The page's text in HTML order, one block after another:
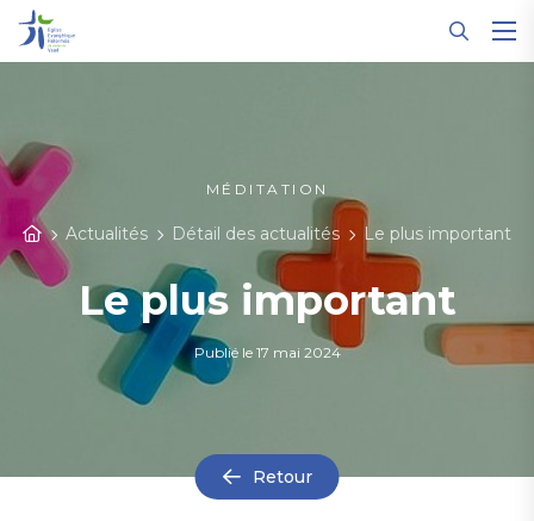
MÉDITATION
Actualités Détail des actualités Le plus important
Le plus important
Publié le 17 mai 2024
Retour
Panneau de gestion des cookies